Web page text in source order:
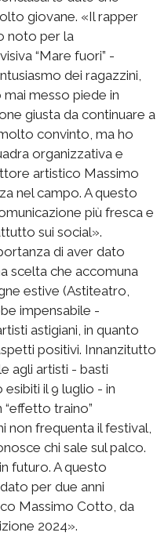
giovane. «Il rapper
noto per la
“Mare fuori” -
dei ragazzini,
messo piede in
giusta da continuare a
convinto, ma ho
organizzativa e
artistico Massimo
nel campo. A questo
più fresca e
sui social».
di aver dato
scelta che accomuna
estive (Astiteatro,
impensabile -
astigiani, in quanto
positivi. Innanzitutto
agli artisti - basti
il 9 luglio - in
traino”
non frequenta il festival,
chi sale sul palco.
futuro. A questo
per due anni
Massimo Cotto, da
2024».